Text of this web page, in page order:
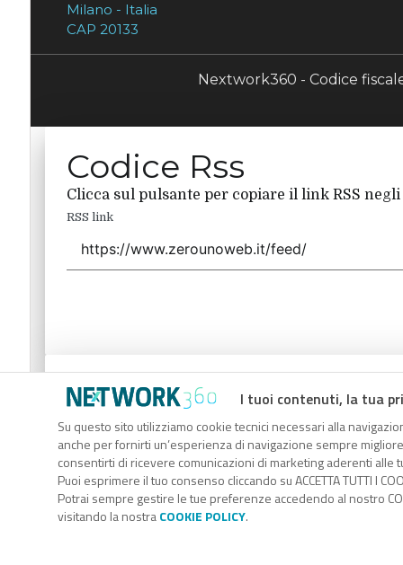
I tuoi contenuti, la tua
Su questo sito utilizziamo cookie tecnici necessari alla
anche per fornirti un’esperienza di navigazione sempre
consentirti di ricevere comunicazioni di marketing aderenti alle
Puoi esprimere il tuo consenso cliccando su ACCETTA TUTTI I
Potrai sempre gestire le tue preferenze accedendo al nostro
visitando la nostraCOOKIE POLICY.
Milano - Italia
CAP 20133
Nextwork360 - Codice
Codice Rss
Clicca sul pulsante per copiare il link RSS
RSS link
Codice Rss
Clicca sul pulsante per copiare il link RSS
RSS link